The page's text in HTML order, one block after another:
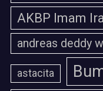
AKBP Imam
andreas deddy
astacita